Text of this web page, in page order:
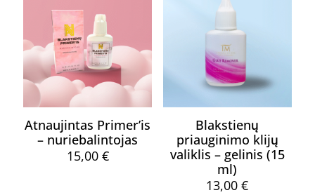
Atnaujintas Primer’is
– nuriebalintojas
15,00 €
Blakstienų
priauginimo klijų
valiklis – gelinis (15
ml)
13,00€